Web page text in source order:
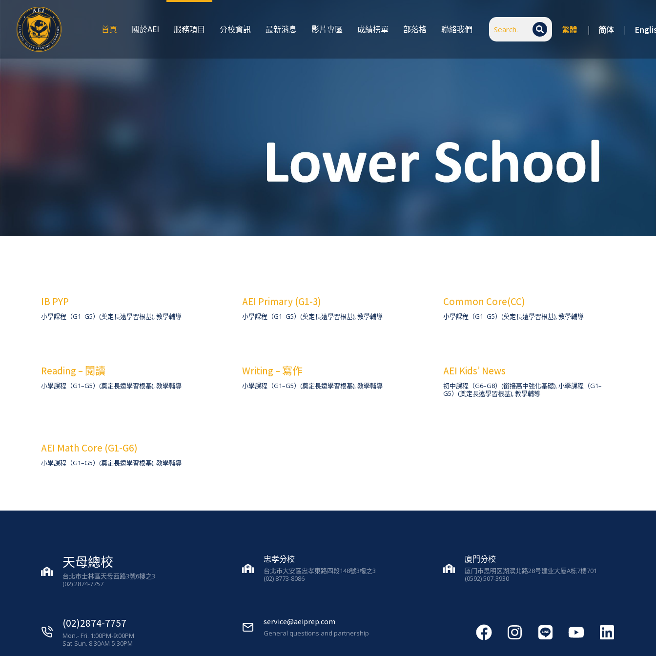
首頁 關於AEI 服務項目 分校資訊 最新消息 影片專區 成績榜單 部落格 聯絡我們 繁體 | 简体 |
IB PYP
小學課程（G1–G5）(奠定長遠學習根基),教學輔導
AEI Primary (G1-3)
小學課程（G1–G5）(奠定長遠學習根基),教學輔導
Common Core(CC)
小學課程（G1–G5）(奠定長遠學習根基),教學輔導
Reading – 閱讀
小學課程（G1–G5）(奠定長遠學習根基),教學輔導
Writing – 寫作
小學課程（G1–G5）(奠定長遠學習根基),教學輔導
AEI Kids’ News
初中課程（G6–G8）(銜接高中強化基礎),小學課程（G1–
G5）(奠定長遠學習根基),教學輔導
AEI Math Core (G1-G6)
小學課程（G1–G5）(奠定長遠學習根基),教學輔導
天母總校
台北市士林區天母西路3號6樓之3
(02) 2874-7757
忠孝分校
台北市大安區忠孝東路四段148號3樓之3
(02) 8773-8086
廈門分校
厦门市思明区湖滨北路28号建业大厦A栋7楼701
(0592) 507-3930
(02)2874-7757
Mon.- Fri. 1:00PM-9:00PM
Sat-Sun. 8:30AM-5:30PM
service@aeiprep.com
General questions and partnership